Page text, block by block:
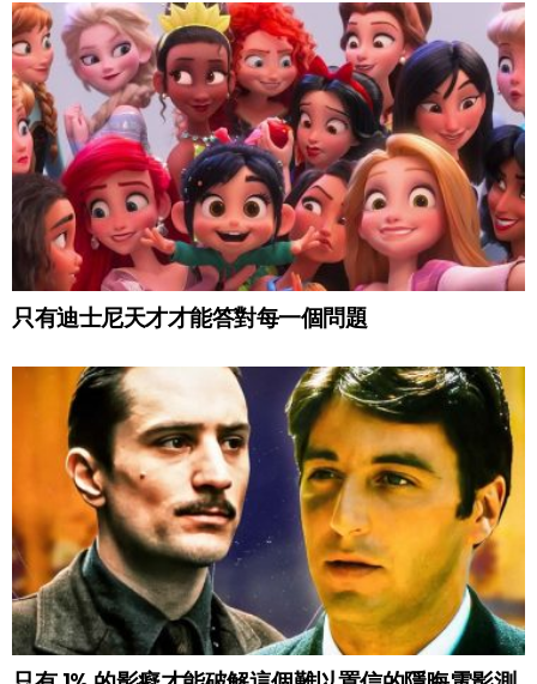
只有迪士尼天才才能答對每一個問題